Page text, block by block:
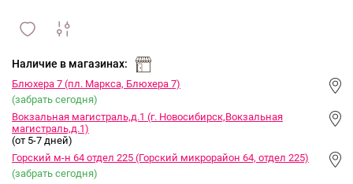
и
Наличие в магазинах:
Блюхера 7 (пл. Маркса, Блюхера 7)
(забрать сегодня)
Вокзальная магистраль,д.1 (г. Новосибирск,Вокзальная
магистраль,д.1)
(от 5-7 дней)
Горский м-н 64 отдел 225 (Горский микрорайон 64, отдел 225)
(забрать сегодня)